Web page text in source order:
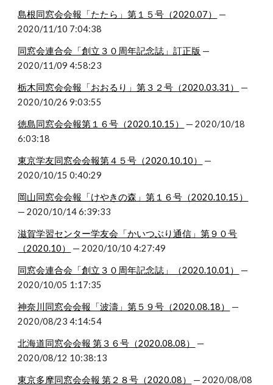
島根同窓会会報「たたら」第１５号（2020.07）
—
2020/11/10 7:04:38
同窓会連合会「創立３０周年記念誌」訂正版 —
2020/11/09 4:58:23
栃木同窓会会報「おおるり」第３２号（2020.03.31）
—
2020/10/26 9:03:55
徳島同窓会会報第１６号（2020.10.15）
— 2020/10/18
6:03:18
東京学友同窓会会報第４５号（2020.10.10）
—
2020/10/15 0:40:29
岡山同窓会会報「けやきの森」第１６号（2020.10.15）
— 2020/10/14 6:39:33
滋賀学習センター学友会「かいつぶり通信」第９０号
（2020.10）
— 2020/10/10 4:27:49
同窓会連合会「創立３０周年記念誌」（2020.10.01）
—
2020/10/05 1:17:35
神奈川同窓会会報「波濤」第５９号（2020.08.18）
—
2020/08/23 4:14:54
北海道同窓会会報 第３６号（2020.08.08）
—
2020/08/12 10:38:13
東京多摩同窓会会報 第２８号（2020.08） — 2020/08/08